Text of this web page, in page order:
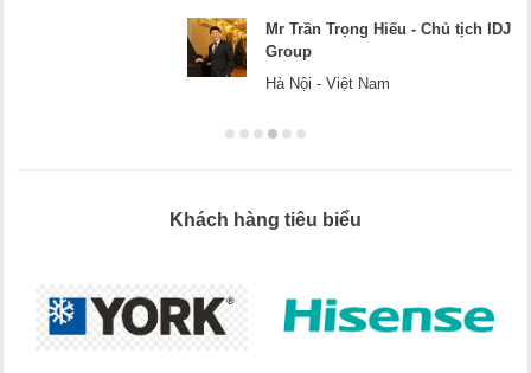
Hà Nội
Khách hàng tiêu biểu